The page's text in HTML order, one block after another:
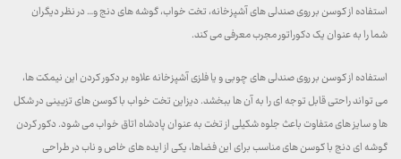
استفاده از کوسن بر روی صندلی های آشپزخانه، تخت خواب، گوشه های دنج و… در نظر دیگران
شما را به عنوان یک دکوراتور مجرب معرفی می کند.
استفاده از کوسن بر روی صندلی های چوبی و یا فلزی آشپزخانه علاوه بر دکور کردن این نیمکت ها،
می تواند راحتی قابل توجه ای را به آن ها ببخشد. دیزاین تخت خواب با کوسن های تزیینی در شکل
ها و سایز های متفاوت باعث جلوه شکیلی از تخت به عنوان پادشاه اتاق خواب می شود. دکور کردن
گوشه ای دنج با کوسن های مناسب برای این فضاها، یکی از ایده های خاص و ناب در طراحی